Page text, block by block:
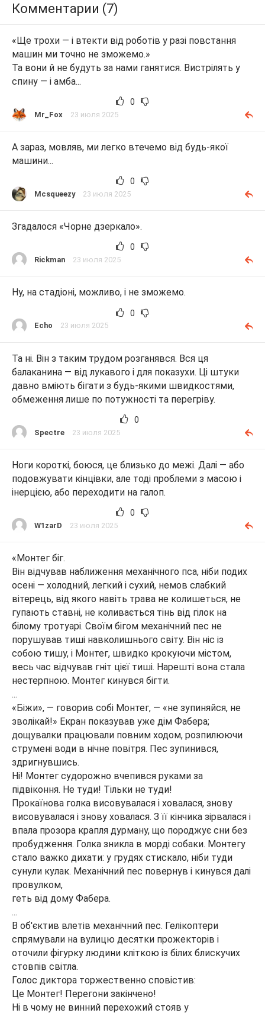
Комментарии (7)
«Ще трохи — і втекти від роботів у разі повстання
машин ми точно не зможемо.»
Та вони й не будуть за нами ганятися. Вистрілять у
спину — і амба...
0
Mr_Fox 23 июля 2025
А зараз, мовляв, ми легко втечемо від будь-якої
машини...
0
Mcsqueezy 23 июля 2025
Згадалося «Чорне дзеркало».
0
Rickman 23 июля 2025
Ну, на стадіоні, можливо, і не зможемо.
0
Echo 23 июля 2025
Та ні. Він з таким трудом розганявся. Вся ця
балаканина — від лукавого і для показухи. Ці штуки
давно вміють бігати з будь-якими швидкостями,
обмеження лише по потужності та перегріву.
0
Spectre 23 июля 2025
Ноги короткі, боюся, це близько до межі. Далі — або
подовжувати кінцівки, але тоді проблеми з масою і
інерцією, або переходити на галоп.
0
W1zarD 23 июля 2025
«Монтег біг.
Він відчував наближення механічного пса, ніби подих
осені — холодний, легкий і сухий, немов слабкий
вітерець, від якого навіть трава не колишеться, не
гупають ставні, не коливається тінь від гілок на
білому тротуарі. Своїм бігом механічний пес не
порушував тиші навколишнього світу. Він ніс із
собою тишу, і Монтег, швидко крокуючи містом,
весь час відчував гніт цієї тиші. Нарешті вона стала
нестерпною. Монтег кинувся бігти.
...
«Біжи», — говорив собі Монтег, — «не зупиняйся, не
зволікай!» Екран показував уже дім Фабера;
дощувалки працювали повним ходом, розпилюючи
струмені води в нічне повітря. Пес зупинився,
здригнувшись.
Ні! Монтег судорожно вчепився руками за
підвіконня. Не туди! Тільки не туди!
Прокаїнова голка висовувалася і ховалася, знову
висовувалася і знову ховалася. З її кінчика зірвалася і
впала прозора крапля дурману, що породжує сни без
пробудження. Голка зникла в морді собаки. Монтегу
стало важко дихати: у грудях стискало, ніби туди
сунули кулак. Механічний пес повернув і кинувся далі
провулком,
геть від дому Фабера.
...
В об'єктив влетів механічний пес. Гелікоптери
спрямували на вулицю десятки прожекторів і
оточили фігурку людини кліткою із білих блискучих
стовпів світла.
Голос диктора торжественно сповістив:
Це Монтег! Перегони закінчено!
Ні в чому не винний перехожий стояв у